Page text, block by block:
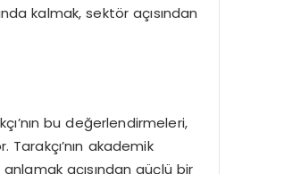
kalmak, sektör açısından
bu değerlendirmeleri,
akademik
açısından güçlü bir